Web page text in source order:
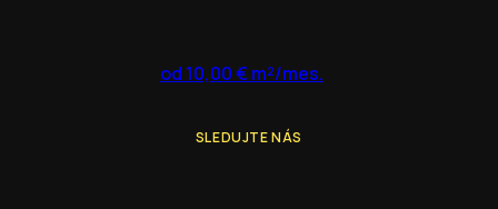
od 10,00 € m²/mes.
SLEDUJTE NÁS